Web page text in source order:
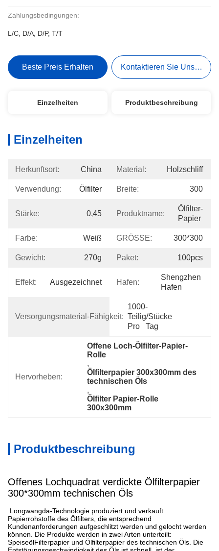
Zahlungsbedingungen:
L/C, D/A, D/P, T/T
Beste Preis Erhalten Kontaktieren Sie Uns Jetzt
Einzelheiten Produktbeschreibung
Einzelheiten
Herkunftsort: China Material: Holzschliff
Verwendung: Ölfilter Breite: 300
Stärke: 0,45 Produktname:
Ölfilter-
Papier
Farbe: Weiß GRÖSSE: 300*300
Gewicht: 270g Paket: 100pcs
Effekt: Ausgezeichnet Hafen:
Shengzhen
Hafen
Versorgungsmaterial-Fähigkeit:
1000-
Teilig/Stücke
Pro   Tag
Hervorheben:
Offene Loch-Ölfilter-Papier-
Rolle
,
Ölfilterpapier 300x300mm des
technischen Öls
,
Ölfilter Papier-Rolle
300x300mm
Produktbeschreibung
Offenes Lochquadrat verdickte Ölfilterpapier
300*300mm technischen Öls
Longwangda-Technologie produziert und verkauft
Papierrohstoffe des Ölfilters, die entsprechend
Kundenanforderungen aufgeschlitzt werden und gelocht werden
können. Die Produkte werden in zwei Arten unterteilt:
SpeiseölFilterpapier und Ölfilterpapier des technischen Öls. Die